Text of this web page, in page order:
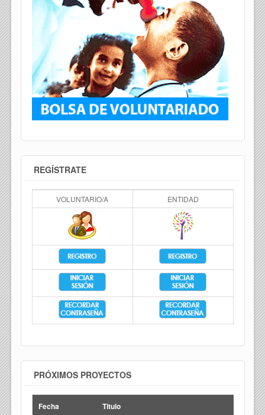
REGÍSTRATE
VOLUNTARIO/A ENTIDAD
PRÓXIMOS PROYECTOS
Fecha Titulo